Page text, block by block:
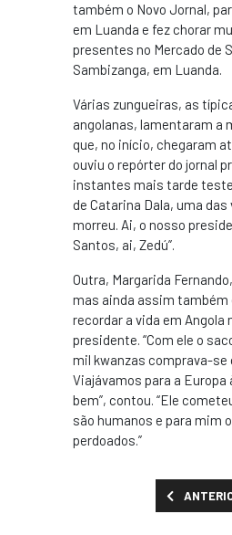
também o Novo Jornal,
em Luanda e fez chorar
presentes no Mercado de
Sambizanga, em Luanda.
Várias zungueiras, as
angolanas, lamentaram a
que, no início, chegaram
ouviu o repórter do jornal
instantes mais tarde
de Catarina Dala, uma das
morreu. Ai, o nosso
Santos, ai, Zedú”.
Outra, Margarida
mas ainda assim
recordar a vida em
presidente. “Com ele o
mil kwanzas comprava-se
Viajávamos para a Europa
bem”, contou. “Ele
são humanos e para mim
perdoados.”
ARTIGO